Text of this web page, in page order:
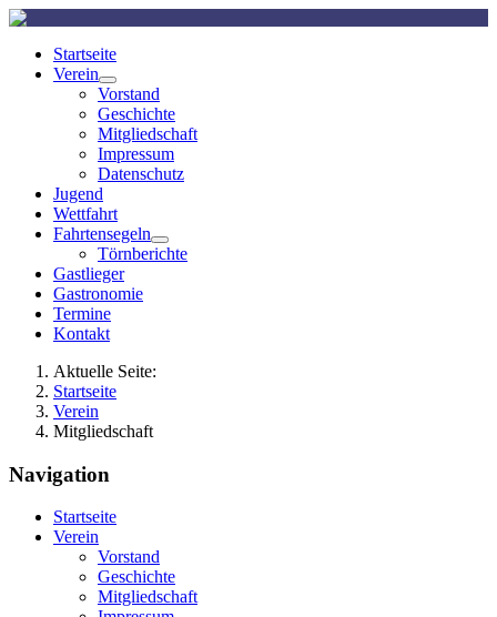
Startseite
Verein
Vorstand
Geschichte
Mitgliedschaft
Impressum
Datenschutz
Jugend
Wettfahrt
Fahrtensegeln
Törnberichte
Gastlieger
Gastronomie
Termine
Kontakt
Aktuelle Seite:
Startseite
Verein
Mitgliedschaft
Navigation
Startseite
Verein
Vorstand
Geschichte
Mitgliedschaft